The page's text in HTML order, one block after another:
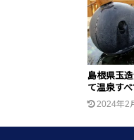
島根県玉
て温泉すべ
2024年2